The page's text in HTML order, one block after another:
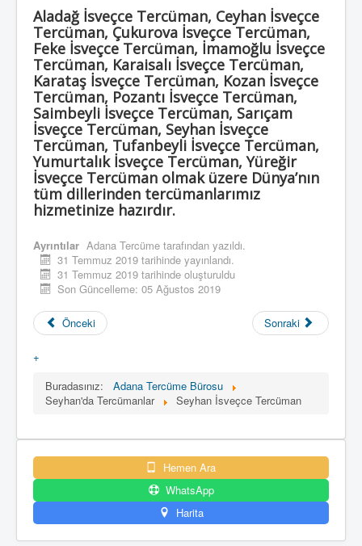
Aladağ İsveçce Tercüman, Ceyhan İsveçce
Tercüman, Çukurova İsveçce Tercüman,
Feke İsveçce Tercüman, İmamoğlu İsveçce
Tercüman, Karaisalı İsveçce Tercüman,
Karataş İsveçce Tercüman, Kozan İsveçce
Tercüman, Pozantı İsveçce Tercüman,
Saimbeyli İsveçce Tercüman, Sarıçam
İsveçce Tercüman, Seyhan İsveçce
Tercüman, Tufanbeyli İsveçce Tercüman,
Yumurtalık İsveçce Tercüman, Yüreğir
İsveçce Tercüman olmak üzere Dünya’nın
tüm dillerinden tercümanlarımız
hizmetinize hazırdır.
Ayrıntılar Adana Tercüme tarafından yazıldı.
31 Temmuz 2019 tarihinde yayınlandı.
31 Temmuz 2019 tarihinde oluşturuldu
Son Güncelleme: 05 Ağustos 2019
Önceki Sonraki
+
Buradasınız:
Adana Tercüme Bürosu
Seyhan'da Tercümanlar
Seyhan İsveçce Tercüman
Hemen Ara
WhatsApp
Harita